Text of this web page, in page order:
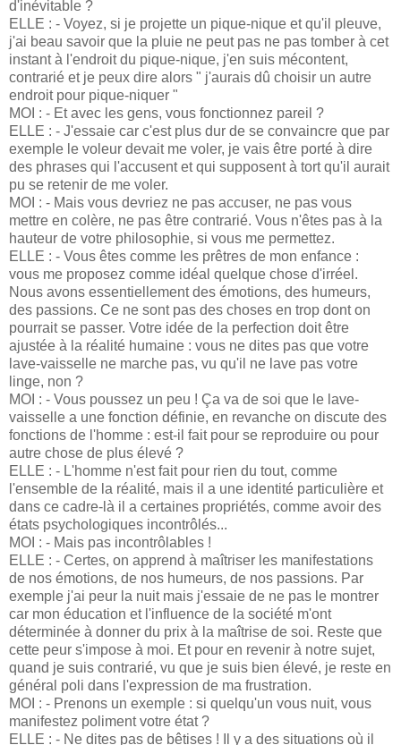
d'inévitable ?
ELLE : - Voyez, si je projette un pique-nique et qu'il pleuve,
j'ai beau savoir que la pluie ne peut pas ne pas tomber à cet
instant à l'endroit du pique-nique, j'en suis mécontent,
contrarié et je peux dire alors " j'aurais dû choisir un autre
endroit pour pique-niquer "
MOI : - Et avec les gens, vous fonctionnez pareil ?
ELLE : - J'essaie car c'est plus dur de se convaincre que par
exemple le voleur devait me voler, je vais être porté à dire
des phrases qui l'accusent et qui supposent à tort qu'il aurait
pu se retenir de me voler.
MOI : - Mais vous devriez ne pas accuser, ne pas vous
mettre en colère, ne pas être contrarié. Vous n'êtes pas à la
hauteur de votre philosophie, si vous me permettez.
ELLE : - Vous êtes comme les prêtres de mon enfance :
vous me proposez comme idéal quelque chose d'irréel.
Nous avons essentiellement des émotions, des humeurs,
des passions. Ce ne sont pas des choses en trop dont on
pourrait se passer. Votre idée de la perfection doit être
ajustée à la réalité humaine : vous ne dites pas que votre
lave-vaisselle ne marche pas, vu qu'il ne lave pas votre
linge, non ?
MOI : - Vous poussez un peu ! Ça va de soi que le lave-
vaisselle a une fonction définie, en revanche on discute des
fonctions de l'homme : est-il fait pour se reproduire ou pour
autre chose de plus élevé ?
ELLE : - L'homme n'est fait pour rien du tout, comme
l'ensemble de la réalité, mais il a une identité particulière et
dans ce cadre-là il a certaines propriétés, comme avoir des
états psychologiques incontrôlés...
MOI : - Mais pas incontrôlables !
ELLE : - Certes, on apprend à maîtriser les manifestations
de nos émotions, de nos humeurs, de nos passions. Par
exemple j'ai peur la nuit mais j'essaie de ne pas le montrer
car mon éducation et l'influence de la société m'ont
déterminée à donner du prix à la maîtrise de soi. Reste que
cette peur s'impose à moi. Et pour en revenir à notre sujet,
quand je suis contrarié, vu que je suis bien élevé, je reste en
général poli dans l'expression de ma frustration.
MOI : - Prenons un exemple : si quelqu'un vous nuit, vous
manifestez poliment votre état ?
ELLE : - Ne dites pas de bêtises ! Il y a des situations où il